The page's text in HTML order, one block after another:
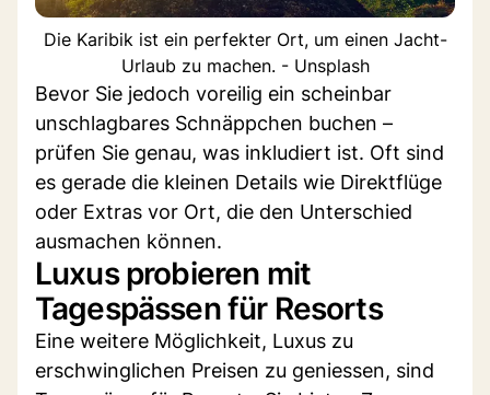
Die Karibik ist ein perfekter Ort, um einen Jacht-
Urlaub zu machen. - Unsplash
Bevor Sie jedoch voreilig ein scheinbar
unschlagbares Schnäppchen buchen –
prüfen Sie genau, was inkludiert ist. Oft sind
es gerade die kleinen Details wie Direktflüge
oder Extras vor Ort, die den Unterschied
ausmachen können.
Luxus probieren mit
Tagespässen für Resorts
Eine weitere Möglichkeit, Luxus zu
erschwinglichen Preisen zu geniessen, sind